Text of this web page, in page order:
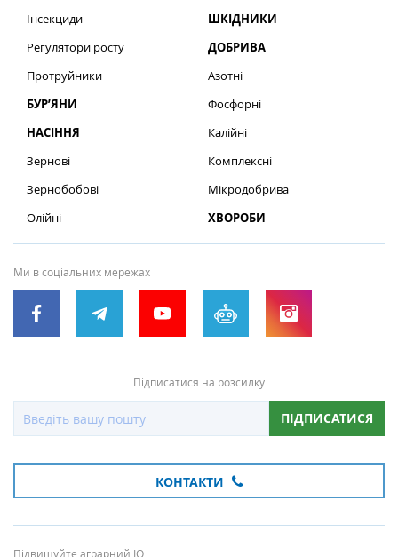
Інсекциди
Регулятори росту
Протруйники
БУР’ЯНИ
НАСІННЯ
Зернові
Зернобобові
Олійні
ШКІДНИКИ
ДОБРИВА
Азотні
Фосфорні
Калійні
Комплексні
Мікродобрива
ХВОРОБИ
Ми в соціальних мережах
Підписатися на розсилку
ПІДПИСАТИСЯ
КОНТАКТИ
Підвищуйте аграрний IQ